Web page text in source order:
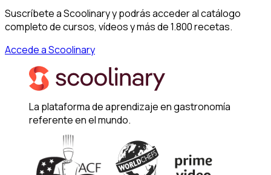
Suscríbete a Scoolinary y podrás acceder al catálogo
completo de cursos, vídeos y más de 1.800 recetas.
Accede a Scoolinary
La plataforma de aprendizaje en gastronomía
referente en el mundo.